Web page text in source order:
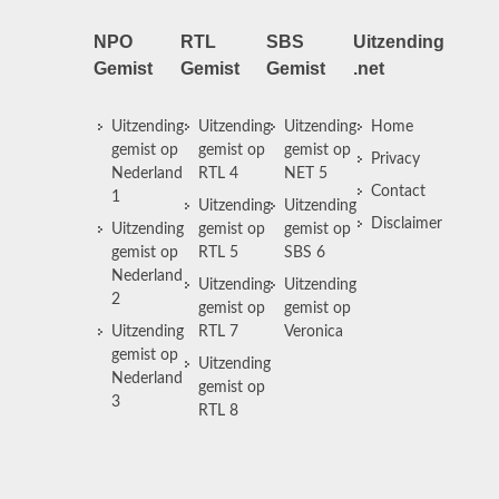
NPO
Gemist
Uitzending
gemist op
Nederland
1
Uitzending
gemist op
Nederland
2
Uitzending
gemist op
Nederland
3
RTL
Gemist
Uitzending
gemist op
RTL 4
Uitzending
gemist op
RTL 5
Uitzending
gemist op
RTL 7
Uitzending
gemist op
RTL 8
SBS
Gemist
Uitzending
gemist op
NET 5
Uitzending
gemist op
SBS 6
Uitzending
gemist op
Veronica
Uitzending
.net
Home
Privacy
Contact
Disclaimer